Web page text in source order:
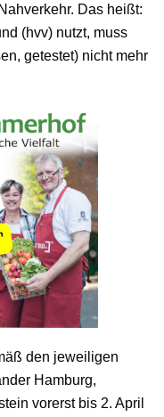
Das heißt:
(hvv) nutzt, muss
getestet) nicht mehr
den jeweiligen
Hamburg,
vorerst bis 2. April